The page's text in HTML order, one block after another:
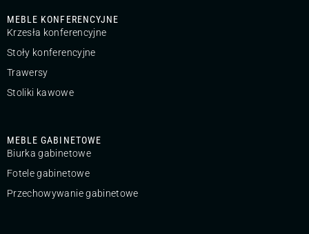
MEBLE KONFERENCYJNE
Krzesła konferencyjne
Stoły konferencyjne
Trawersy
Stoliki kawowe
MEBLE GABINETOWE
Biurka gabinetowe
Fotele gabinetowe
Przechowywanie gabinetowe